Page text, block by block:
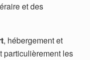
et des
, hébergement et
particulièrement les